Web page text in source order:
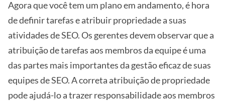
Agora que você tem um plano em andamento, é hora
de definir tarefas e atribuir propriedade a suas
atividades de SEO. Os gerentes devem observar que a
atribuição de tarefas aos membros da equipe é uma
das partes mais importantes da gestão eficaz de suas
equipes de SEO. A correta atribuição de propriedade
pode ajudá-lo a trazer responsabilidade aos membros